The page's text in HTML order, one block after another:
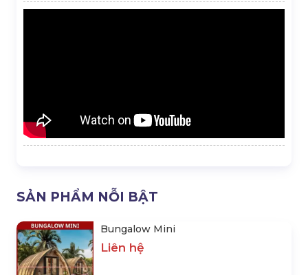
SẢN PHẨM NỖI BẬT
Bungalow Mini
Liên hệ